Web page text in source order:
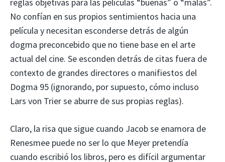
No confían en sus propios sentimientos hacia una
película y necesitan esconderse detrás de algún
dogma preconcebido que no tiene base en el arte
actual del cine. Se esconden detrás de citas fuera de
contexto de grandes directores o manifiestos del
Dogma 95 (ignorando, por supuesto, cómo incluso
Lars von Trier se aburre de sus propias reglas).
Claro, la risa que sigue cuando Jacob se enamora de
Renesmee puede no ser lo que Meyer pretendía
cuando escribió los libros, pero es difícil argumentar